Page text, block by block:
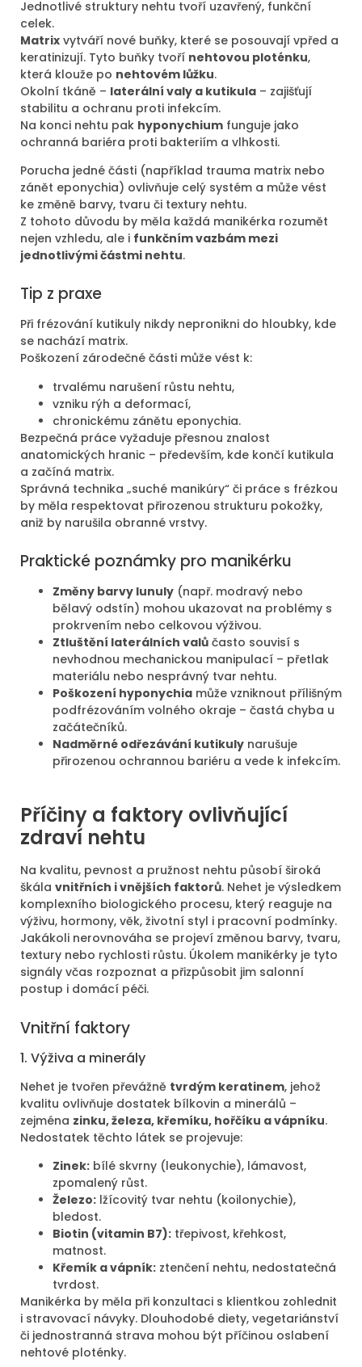
Jednotlivé struktury nehtu tvoří uzavřený, funkční
celek.
Matrix vytváří nové buňky, které se posouvají vpřed a
keratinizují. Tyto buňky tvoří nehtovou ploténku,
která klouže po nehtovém lůžku.
Okolní tkáně – laterální valy a kutikula – zajišťují
stabilitu a ochranu proti infekcím.
Na konci nehtu pak hyponychium funguje jako
ochranná bariéra proti bakteriím a vlhkosti.
Porucha jedné části (například trauma matrix nebo
zánět eponychia) ovlivňuje celý systém a může vést
ke změně barvy, tvaru či textury nehtu.
Z tohoto důvodu by měla každá manikérka rozumět
nejen vzhledu, ale i funkčním vazbám mezi
jednotlivými částmi nehtu.
Tip z praxe
Při frézování kutikuly nikdy nepronikni do hloubky, kde
se nachází matrix.
Poškození zárodečné části může vést k:
trvalému narušení růstu nehtu,
vzniku rýh a deformací,
chronickému zánětu eponychia.
Bezpečná práce vyžaduje přesnou znalost
anatomických hranic – především, kde končí kutikula
a začíná matrix.
Správná technika „suché manikúry“ či práce s frézkou
by měla respektovat přirozenou strukturu pokožky,
aniž by narušila obranné vrstvy.
Praktické poznámky pro manikérku
Změny barvy lunuly (např. modravý nebo
bělavý odstín) mohou ukazovat na problémy s
prokrvením nebo celkovou výživou.
Ztluštění laterálních valů často souvisí s
nevhodnou mechanickou manipulací – přetlak
materiálu nebo nesprávný tvar nehtu.
Poškození hyponychia může vzniknout přílišným
podfrézováním volného okraje – častá chyba u
začátečníků.
Nadměrné odřezávání kutikuly narušuje
přirozenou ochrannou bariéru a vede k infekcím.
Příčiny a faktory ovlivňující
zdraví nehtu
Na kvalitu, pevnost a pružnost nehtu působí široká
škála vnitřních i vnějších faktorů. Nehet je výsledkem
komplexního biologického procesu, který reaguje na
výživu, hormony, věk, životní styl i pracovní podmínky.
Jakákoli nerovnováha se projeví změnou barvy, tvaru,
textury nebo rychlosti růstu. Úkolem manikérky je tyto
signály včas rozpoznat a přizpůsobit jim salonní
postup i domácí péči.
Vnitřní faktory
1. Výživa a minerály
Nehet je tvořen převážně tvrdým keratinem, jehož
kvalitu ovlivňuje dostatek bílkovin a minerálů –
zejména zinku, železa, křemíku, hořčíku a vápníku.
Nedostatek těchto látek se projevuje:
Zinek: bílé skvrny (leukonychie), lámavost,
zpomalený růst.
Železo: lžícovitý tvar nehtu (koilonychie),
bledost.
Biotin (vitamin B7): třepivost, křehkost,
matnost.
Křemík a vápník: ztenčení nehtu, nedostatečná
tvrdost.
Manikérka by měla při konzultaci s klientkou zohlednit
i stravovací návyky. Dlouhodobé diety, vegetariánství
či jednostranná strava mohou být příčinou oslabení
nehtové ploténky.